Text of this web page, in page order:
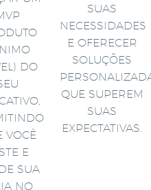
DO
VOCÊ
E
SUA
NO
SUAS
NECESSIDADES
E OFERECER
SOLUÇÕES
QUE SUPEREM
SUAS
EXPECTATIVAS.